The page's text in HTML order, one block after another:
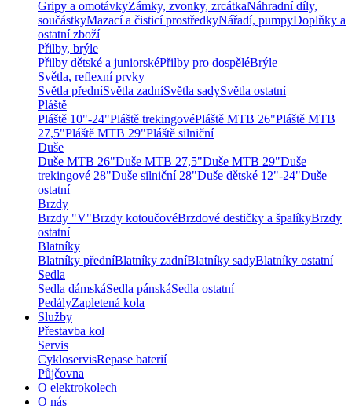
Gripy a omotávkyZámky, zvonky, zrcátkaNáhradní díly,
součástkyMazací a čisticí prostředkyNářadí, pumpyDoplňky a
ostatní zboží
Přilby, brýle
Přilby dětské a juniorskéPřilby pro dospěléBrýle
Světla, reflexní prvky
Světla předníSvětla zadníSvětla sadySvětla ostatní
Pláště
Pláště 10"-24"Pláště trekingovéPláště MTB 26"Pláště MTB
27,5"Pláště MTB 29"Pláště silniční
Duše
Duše MTB 26"Duše MTB 27,5"Duše MTB 29"Duše
trekingové 28"Duše silniční 28"Duše dětské 12"-24"Duše
ostatní
Brzdy
Brzdy "V"Brzdy kotoučovéBrzdové destičky a špalíkyBrzdy
ostatní
Blatníky
Blatníky předníBlatníky zadníBlatníky sadyBlatníky ostatní
Sedla
Sedla dámskáSedla pánskáSedla ostatní
PedályZapletená kola
Služby
Přestavba kol
Servis
CykloservisRepase baterií
Půjčovna
O elektrokolech
O nás